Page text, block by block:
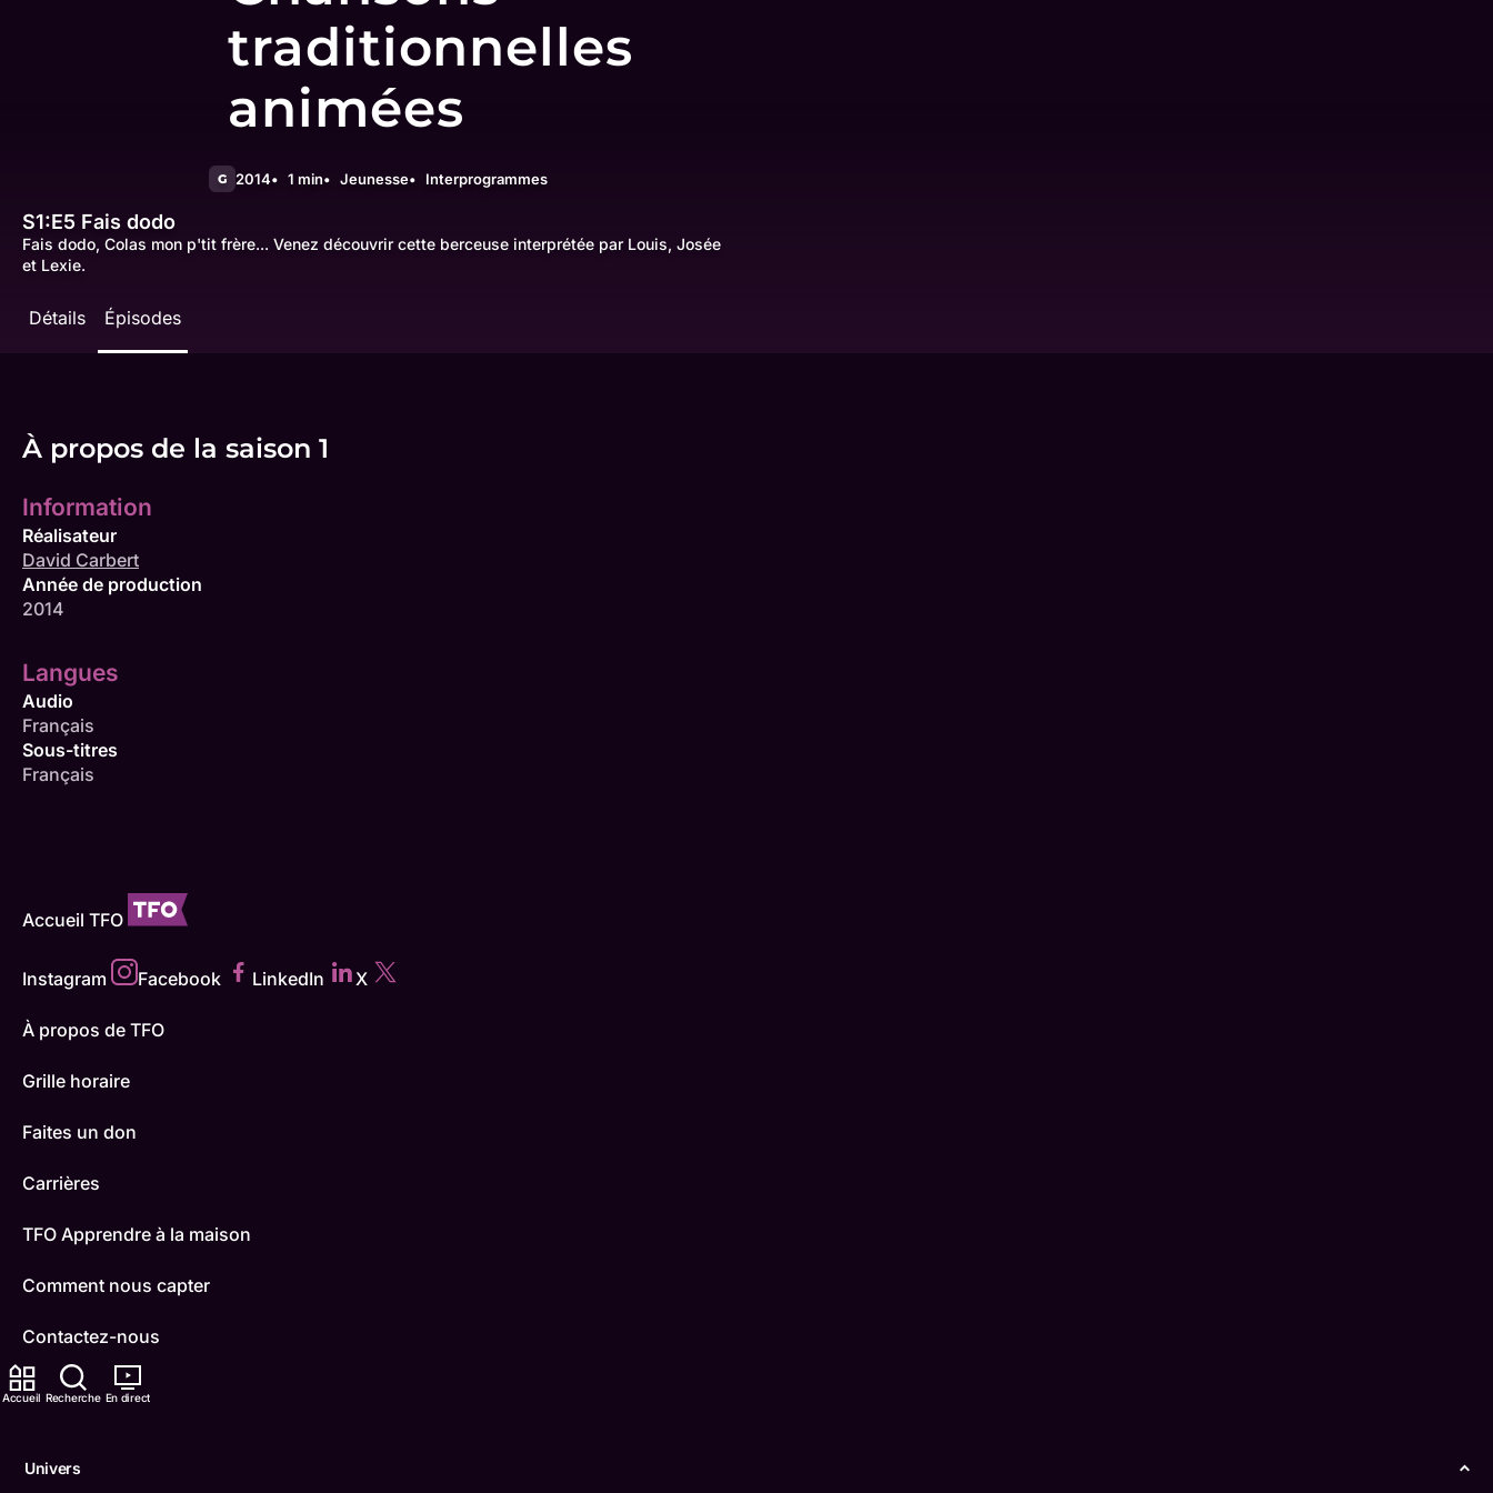
Accueil Recherche En direct
Univers
traditionnelles
animées
G 2014 1 min Jeunesse Interprogrammes
S1:E5 Fais dodo
Fais dodo, Colas mon p'tit frère... Venez découvrir cette berceuse interprétée par Louis, Josée
et Lexie.
Détails Épisodes
À propos de la saison 1
Information
Réalisateur
David Carbert
Année de production
2014
Langues
Audio
Français
Sous-titres
Français
Accueil TFO
Instagram Facebook LinkedIn X
À propos de TFO
Grille horaire
Faites un don
Carrières
TFO Apprendre à la maison
Comment nous capter
Contactez-nous
ONFR